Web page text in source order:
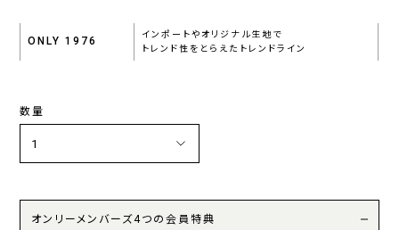
ONLY 1976
インポートやオリジナル生地で
トレンド性をとらえたトレンドライン
数量
オンリーメンバーズ4つの会員特典